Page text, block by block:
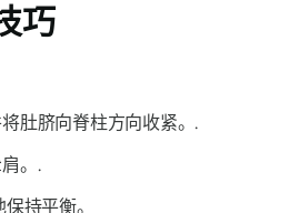
巧
肚脐向脊柱方向收紧。.
。.
持平衡。